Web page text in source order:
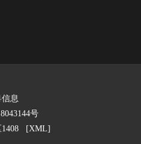
|手机网站|微信小程序|霸屏推广|百度爱采购
息
号
1408 [XML]